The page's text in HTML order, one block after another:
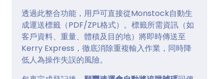
透過此整合功能，用戶可直接從Monstock自動生
成運送標籤（PDF/ZPL格式）。標籤所需資訊（如
客戶資料、重量、體積及目的地）將即時傳送至
Kerry Express，徹底消除重複輸入作業，同時降
低人為操作失誤的風險。